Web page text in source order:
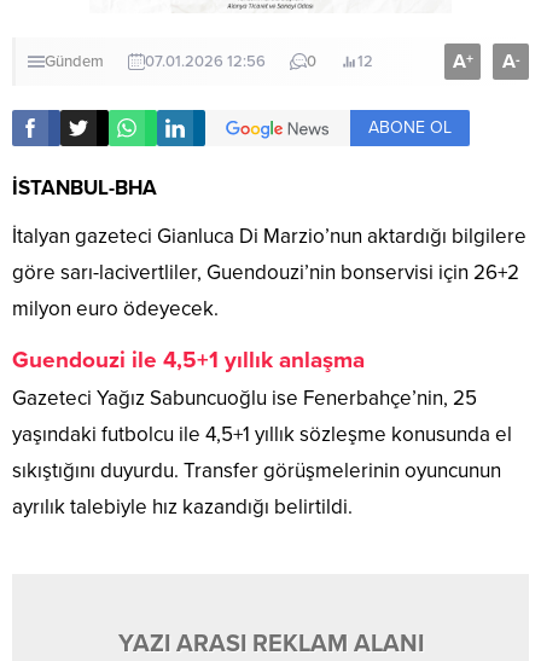
Gündem 07.01.2026 12:56 0 12 A+ A-
ABONE OL
İSTANBUL-BHA
İtalyan gazeteci Gianluca Di Marzio’nun aktardığı bilgilere
göre sarı-lacivertliler, Guendouzi’nin bonservisi için 26+2
milyon euro ödeyecek.
Guendouzi ile 4,5+1 yıllık anlaşma
Gazeteci Yağız Sabuncuoğlu ise Fenerbahçe’nin, 25
yaşındaki futbolcu ile 4,5+1 yıllık sözleşme konusunda el
sıkıştığını duyurdu. Transfer görüşmelerinin oyuncunun
ayrılık talebiyle hız kazandığı belirtildi.
YAZI ARASI REKLAM ALANI